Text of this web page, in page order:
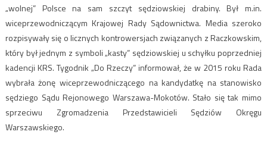
„wolnej” Polsce na sam szczyt sędziowskiej drabiny. Był m.in.
wiceprzewodniczącym Krajowej Rady Sądownictwa. Media szeroko
rozpisywały się o licznych kontrowersjach związanych z Raczkowskim,
który był jednym z symboli „kasty” sędziowskiej u schyłku poprzedniej
kadencji KRS. Tygodnik „Do Rzeczy” informował, że w 2015 roku Rada
wybrała żonę wiceprzewodniczącego na kandydatkę na stanowisko
sędziego Sądu Rejonowego Warszawa-Mokotów. Stało się tak mimo
sprzeciwu Zgromadzenia Przedstawicieli Sędziów Okręgu
Warszawskiego.